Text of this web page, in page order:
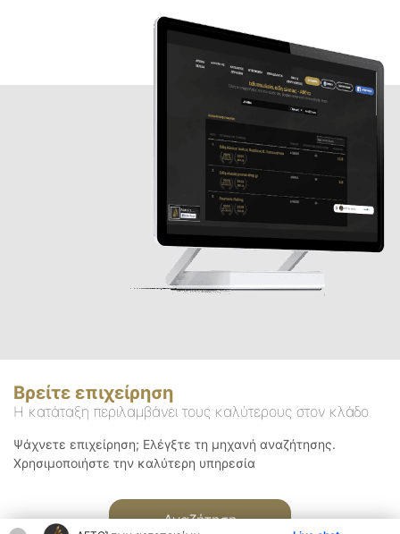
Βρείτε επιχείρηση
Η κατάταξη περιλαμβάνει τους καλύτερους στον κλάδο
Ψάχνετε επιχείρηση; Ελέγξτε τη μηχανή αναζήτησης.
Χρησιμοποιήστε την καλύτερη υπηρεσία
Αναζήτηση